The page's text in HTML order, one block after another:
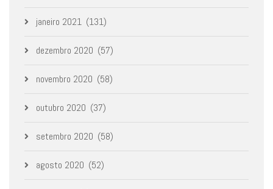
janeiro 2021 (131)
dezembro 2020 (57)
novembro 2020 (58)
outubro 2020 (37)
setembro 2020 (58)
agosto 2020 (52)